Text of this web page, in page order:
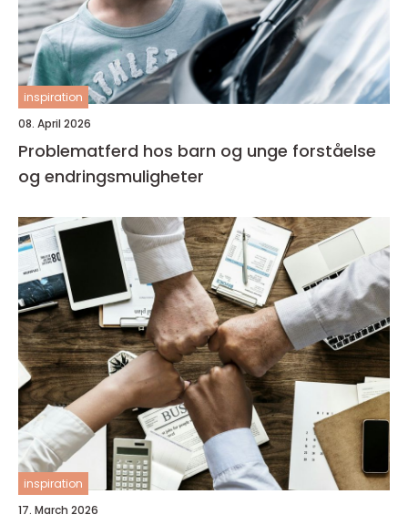
inspiration
08. April 2026
Problematferd hos barn og unge forståelse
og endringsmuligheter
inspiration
17. March 2026